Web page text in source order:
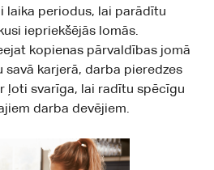
laika periodus, lai parādītu
iepriekšējās lomās.
kopienas pārvaldības jomā
savā karjerā, darba pieredzes
ļoti svarīga, lai radītu spēcīgu
darba devējiem.